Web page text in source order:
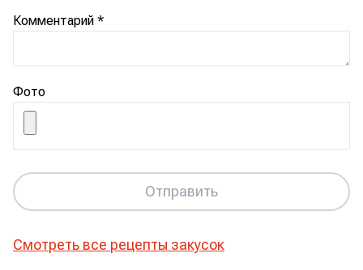
Комментарий *
Фото
Отправить
Смотреть все рецепты закусок